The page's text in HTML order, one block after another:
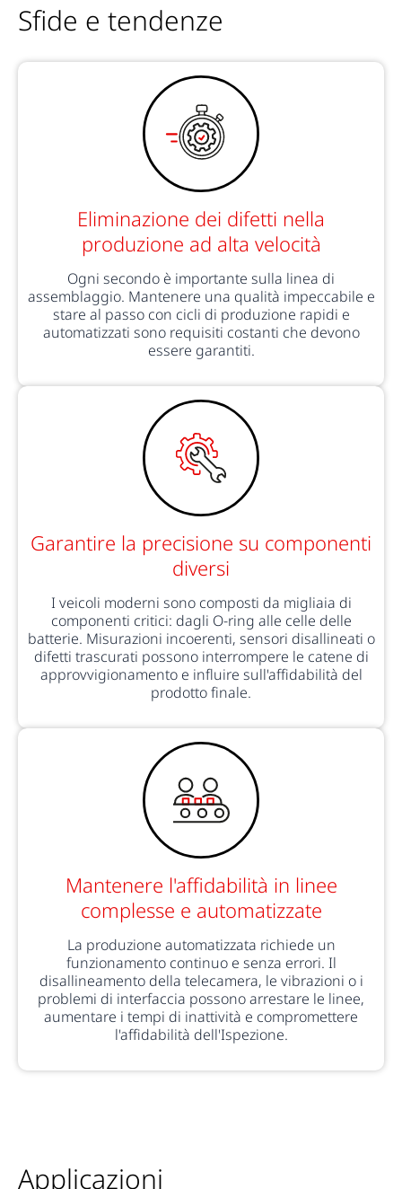
Sfide e tendenze
Eliminazione dei difetti nella
produzione ad alta velocità
Ogni secondo è importante sulla linea di
assemblaggio. Mantenere una qualità impeccabile e
stare al passo con cicli di produzione rapidi e
automatizzati sono requisiti costanti che devono
essere garantiti.
Garantire la precisione su componenti
diversi
I veicoli moderni sono composti da migliaia di
componenti critici: dagli O-ring alle celle delle
batterie. Misurazioni incoerenti, sensori disallineati o
difetti trascurati possono interrompere le catene di
approvvigionamento e influire sull'affidabilità del
prodotto finale.
Mantenere l'affidabilità in linee
complesse e automatizzate
La produzione automatizzata richiede un
funzionamento continuo e senza errori. Il
disallineamento della telecamera, le vibrazioni o i
problemi di interfaccia possono arrestare le linee,
aumentare i tempi di inattività e compromettere
l'affidabilità dell'Ispezione.
Applicazioni